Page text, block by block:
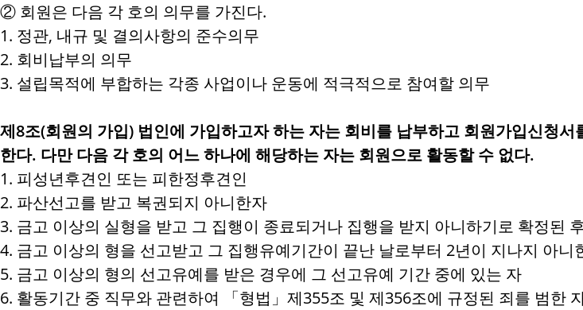
② 회원은 다음 각 호의 의무를 가진다.
1. 정관, 내규 및 결의사항의 준수의무
2. 회비납부의 의무
3. 설립목적에 부합하는 각종 사업이나 운동에 적극적으로 참여할 의무
제8조(회원의 가입) 법인에 가입하고자 하는 자는 회비를 납부하고 회원가입신청
한다. 다만 다음 각 호의 어느 하나에 해당하는 자는 회원으로 활동할 수 없다.
1. 피성년후견인 또는 피한정후견인
2. 파산선고를 받고 복권되지 아니한자
3. 금고 이상의 실형을 받고 그 집행이 종료되거나 집행을 받지 아니하기로 확정된
4. 금고 이상의 형을 선고받고 그 집행유예기간이 끝난 날로부터 2년이 지나지 아니
5. 금고 이상의 형의 선고유예를 받은 경우에 그 선고유예 기간 중에 있는 자
6. 활동기간 중 직무와 관련하여 「형법」제355조 및 제356조에 규정된 죄를 범한